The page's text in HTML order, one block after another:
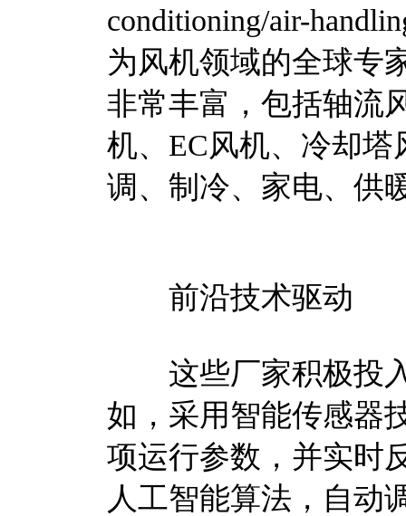
conditioning/air-
为风机领域的全球专
非常丰富，包括轴流
机、EC风机、冷却
调、制冷、家电、供
前沿技术驱动
这些厂家积极投入
如，采用智能传感器
项运行参数，并实时
人工智能算法，自动